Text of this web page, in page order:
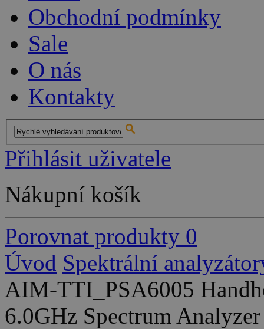
Obchodní podmínky
Sale
O nás
Kontakty
Přihlásit uživatele
Nákupní košík
Porovnat produkty 0
Úvod Spektrální
AIM-TTI_PSA6005
6.0GHz Spectrum Analyzer